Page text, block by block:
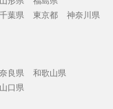
千葉県 東京都
神奈川県
奈良県
和歌山県
山口県